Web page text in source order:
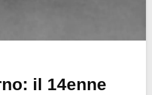
il 14enne